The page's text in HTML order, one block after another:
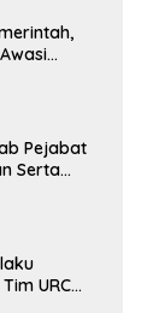
Pejabat
Serta
URC